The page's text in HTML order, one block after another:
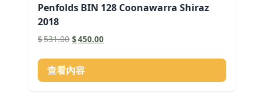
Penfolds BIN 128 Coonawarra Shiraz
2018
$531.00 原
價
格：
$531.00。
$450.00目
價
$450.00。
查看內容